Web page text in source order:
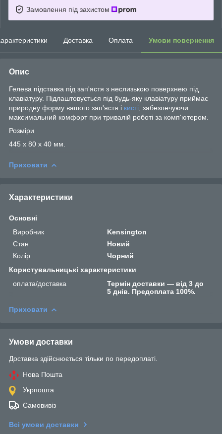
Замовлення під захистом
Доставка Оплата Умови повернення
Опис
Гелева підставка під зап'ястя з неслизькою поверхнею під
клавіатуру. Підлаштовується під будь-яку клавіатуру приймає
природну форму вашого зап'ястя і кисті , забезпечуючи
максимальний комфорт при тривалій роботі за комп'ютером.
Розміри
445 х 80 х 40 мм.
Приховати
Характеристики
Основні
Виробник
Kensington
Стан
Новий
Колір
Чорний
Користувальницькі характеристики
оплата/доставка
Термін доставки — від 3 до
5 днів. Предоплата 100%.
Приховати
Умови доставки
Доставка здійснюється тільки по передоплаті.
Нова Пошта
Укрпошта
Самовивіз
Всі умови доставки